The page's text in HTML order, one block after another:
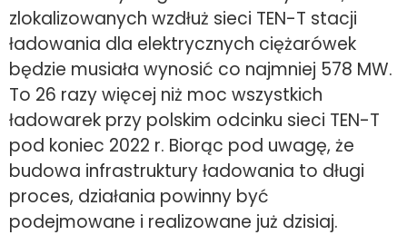
zlokalizowanych wzdłuż sieci TEN-T stacji
ładowania dla elektrycznych ciężarówek
będzie musiała wynosić co najmniej 578 MW.
To 26 razy więcej niż moc wszystkich
ładowarek przy polskim odcinku sieci TEN-T
pod koniec 2022 r. Biorąc pod uwagę, że
budowa infrastruktury ładowania to długi
proces, działania powinny być
podejmowane i realizowane już dzisiaj.